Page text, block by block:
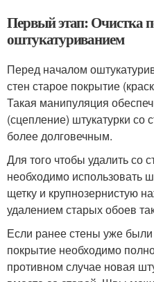
Первый этап: Очистка
оштукатуриванием
Перед началом
стен старое покрытие
Такая манипуляция
(сцепление) штукатурки со
более долговечным.
Для того чтобы удалить со
необходимо использовать
щетку и крупнозернистую
удалением старых обоев
Если ранее стены уже
покрытие необходимо
противном случае новая